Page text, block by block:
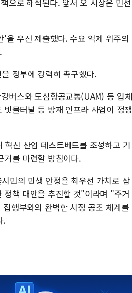
으로 해석된다. 앞서 오 시장은 민선
을 우선 제출했다. 수요 억제 위주의
정부에 강력히 촉구했다.
버스와 도심항공교통(UAM) 등 입체
물터널 등 방재 인프라 사업이 정쟁
신 산업 테스트베드를 조성하고 기
거를 마련할 방침이다.
민의 민생 안정을 최우선 가치로 삼
정책 대안을 추진할 것"이라며 "주거
행부와의 완벽한 시정 공조 체계를
.